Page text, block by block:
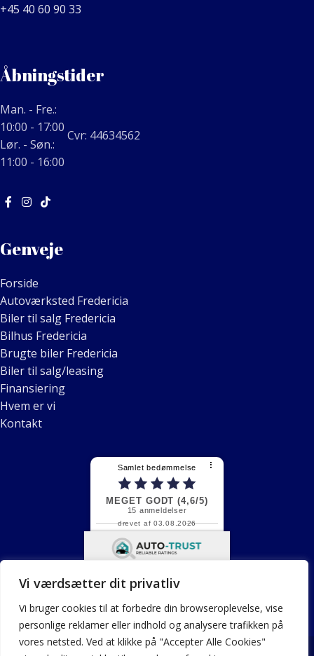
Vi værdsætter dit privatliv
Vi bruger cookies til at forbedre din browseroplevelse, vise
personlige reklamer eller indhold og analysere trafikken på
vores netsted. Ved at klikke på "Accepter Alle Cookies"
+45 40 60 90 33
Åbningstider
Man. - Fre.:
10:00 - 17:00
Lør. - Søn.:
11:00 - 16:00
Cvr: 44634562
Genveje
Forside
Autoværksted Fredericia
Biler til salg Fredericia
Bilhus Fredericia
Brugte biler Fredericia
Biler til salg/leasing
Finansiering
Hvem er vi
Kontakt
Samlet bedømmelse ⠇
MEGET GODT (4,6/5)
15 anmeldelser
drevet af 03.08.2026
Kundeanmeldelser fra
forskellige kilder
Lida F.
Jeg kan varmt anbefale